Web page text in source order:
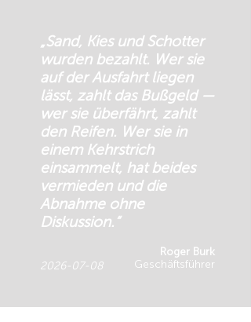
„Sand, Kies und Schotter
wurden bezahlt. Wer sie
auf der Ausfahrt liegen
lässt, zahlt das Bußgeld —
wer sie überfährt, zahlt
den Reifen. Wer sie in
einem Kehrstrich
einsammelt, hat beides
vermieden und die
Abnahme ohne
Diskussion.“
2026-07-08
Roger Burk
Geschäftsführer